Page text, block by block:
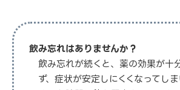
飲み忘れはありませんか？
飲み忘れが続くと、薬の効果が十
ず、症状が安定しにくくなってし